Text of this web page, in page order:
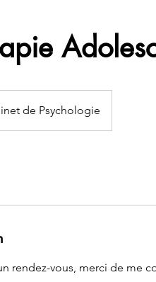
de Psychologie
rendez-vous, merci de me